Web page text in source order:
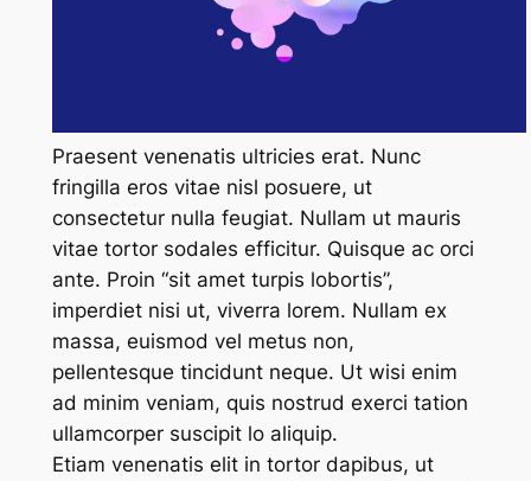
Praesent venenatis ultricies erat. Nunc
fringilla eros vitae nisl posuere, ut
consectetur nulla feugiat. Nullam ut mauris
vitae tortor sodales efficitur. Quisque ac orci
ante. Proin “sit amet turpis lobortis”,
imperdiet nisi ut, viverra lorem. Nullam ex
massa, euismod vel metus non,
pellentesque tincidunt neque. Ut wisi enim
ad minim veniam, quis nostrud exerci tation
ullamcorper suscipit lo aliquip.
Etiam venenatis elit in tortor dapibus, ut